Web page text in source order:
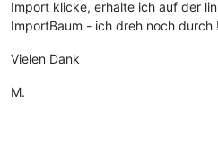
Import klicke, erhalte ich auf der
ImportBaum - ich dreh noch durch
Vielen Dank
M.